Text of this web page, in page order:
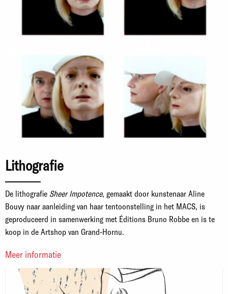
Lithografie
De lithografie Sheer Impotence, gemaakt door kunstenaar Aline
Bouvy naar aanleiding van haar tentoonstelling in het MACS, is
geproduceerd in samenwerking met Éditions Bruno Robbe en is te
koop in de Artshop van Grand-Hornu.
Meer informatie